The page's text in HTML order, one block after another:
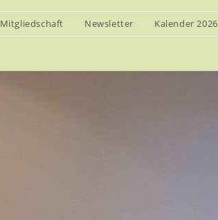
Mitgliedschaft Newsletter Kalender 2026